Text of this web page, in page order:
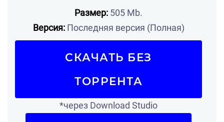
Размер: 505 Mb.
Версия:Последняя версия (Полная)
СКАЧАТЬ БЕЗ
ТОРРЕНТА
*через Download Studio